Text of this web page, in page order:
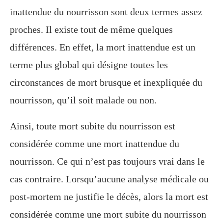
inattendue du nourrisson sont deux termes assez
proches. Il existe tout de même quelques
différences. En effet, la mort inattendue est un
terme plus global qui désigne toutes les
circonstances de mort brusque et inexpliquée du
nourrisson, qu’il soit malade ou non.
Ainsi, toute mort subite du nourrisson est
considérée comme une mort inattendue du
nourrisson. Ce qui n’est pas toujours vrai dans le
cas contraire. Lorsqu’aucune analyse médicale ou
post-mortem ne justifie le décès, alors la mort est
considérée comme une mort subite du nourrisson